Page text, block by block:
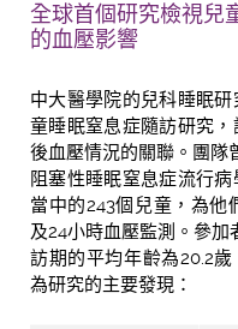
全球首個研究檢視兒
的血壓影響
中大醫學院的兒科睡眠
童睡眠窒息症隨訪研究
後血壓情況的關聯。團隊
阻塞性睡眠窒息症流行
當中的243個兒童，為他
及24小時血壓監測。參
訪期的平均年齡為20.2
為研究的主要發現：